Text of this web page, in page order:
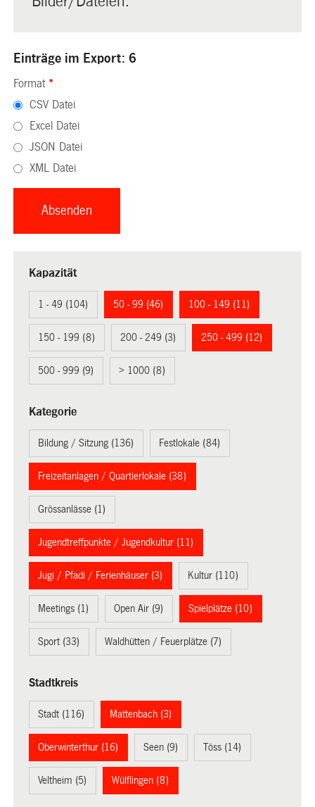
Einträge im Export: 6
Format *
CSV Datei
Excel Datei
JSON Datei
XML Datei
Kapazität
1 - 49 (104) 50 - 99 (46) 100 - 149 (11)
150 - 199 (8) 200 - 249 (3) 250 - 499 (12)
500 - 999 (9) > 1000 (8)
Kategorie
Bildung / Sitzung (136) Festlokale (84)
Freizeitanlagen / Quartierlokale (38)
Grössanlässe (1)
Jugendtreffpunkte / Jugendkultur (11)
Jugi / Pfadi / Ferienhäuser (3) Kultur (110)
Meetings (1) Open Air (9) Spielplätze (10)
Sport (33) Waldhütten / Feuerplätze (7)
Stadtkreis
Stadt (116) Mattenbach (3)
Oberwinterthur (16) Seen (9) Töss (14)
Veltheim (5) Wülflingen (8)